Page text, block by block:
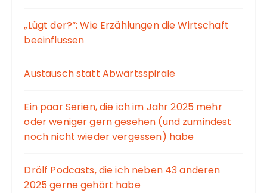
„Lügt der?“: Wie Erzählungen die Wirtschaft
beeinflussen
Austausch statt Abwärtsspirale
Ein paar Serien, die ich im Jahr 2025 mehr
oder weniger gern gesehen (und zumindest
noch nicht wieder vergessen) habe
Drölf Podcasts, die ich neben 43 anderen
2025 gerne gehört habe